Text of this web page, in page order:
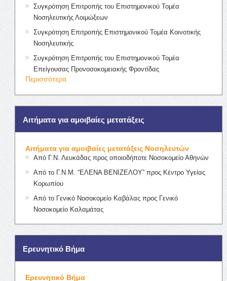
Συγκρότηση Επιτροπής του Επιστημονικού Τομέα
Νοσηλευτικής Λοιμώξεων
Συγκρότηση Επιτροπής Επιστημονικού Τομέα Κοινοτικής
Νοσηλευτικής
Συγκρότηση Επιτροπής του Επιστημονικού Τομέα
Επείγουσας Προνοσοκομειακής Φροντίδας
Περισσότερα
Αιτήματα για αμοιβαίες μετατάξεις
Αιτήματα για αμοιβαίες μετατάξεις Νοσηλευτών
Από Γ.Ν. Λευκάδας προς οποιοδήποτε Νοσοκομείο Αθηνών
Από το Γ.Ν.Μ. “ΕΛΕΝΑ ΒΕΝΙΖΕΛΟΥ” προς Κέντρο Υγείας
Κορωπίου
Από το Γενικό Νοσοκομείο Καβάλας προς Γενικό
Νοσοκομείο Καλαμάτας
Ερευνητικό Βήμα
Ερευνητικό Βήμα